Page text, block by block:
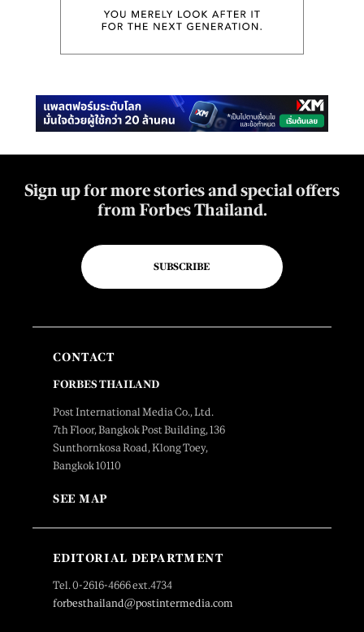
Sign up for more stories and special offers
from Forbes Thailand.
SUBSCRIBE
CONTACT
FORBES THAILAND
Post International Media Co., Ltd.
7th Floor, Bangkok Post Building, 136
Sunthornkosa Road, Klong Toey,
Bangkok 10110
SEE MAP
EDITORIAL DEPARTMENT
Tel. 0-2616-4666 ext.4734
forbesthailand@postintermedia.com